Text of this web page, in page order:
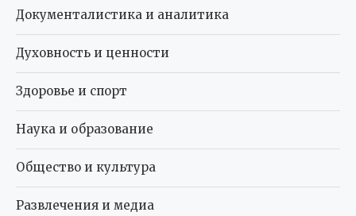
Документалистика и аналитика
Духовность и ценности
Здоровье и спорт
Наука и образование
Общество и культура
Развлечения и медиа